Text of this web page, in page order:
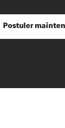
Postuler